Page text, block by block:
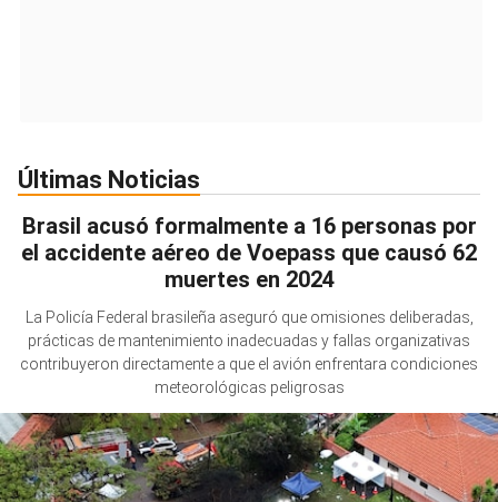
Últimas Noticias
Brasil acusó formalmente a 16 personas por
el accidente aéreo de Voepass que causó 62
muertes en 2024
La Policía Federal brasileña aseguró que omisiones deliberadas,
prácticas de mantenimiento inadecuadas y fallas organizativas
contribuyeron directamente a que el avión enfrentara condiciones
meteorológicas peligrosas